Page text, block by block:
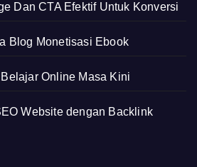
Dan CTA Efektif Untuk Konversi
Blog Monetisasi Ebook
Online Masa Kini
Website dengan Backlink